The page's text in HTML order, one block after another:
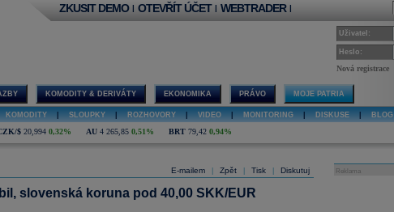
ZKUSIT DEMO | OTEVŘÍT ÚČET | WEBTRADER |
Uživatel:
Heslo:
Nová registrace
KOMODITY & DERIVÁTY EKONOMIKA PRÁVO MOJE PATRIA
KOMODITY SLOUPKY ROZHOVORY VIDEO MONITORING DISKUSE BLOG
$ 20,994 0,32% AU 4 265,85 0,51% BRT 79,42 0,94%
E-mailem Zpět Tisk Diskutuj
slovenská koruna pod 40,00 SKK/EUR
Reklama